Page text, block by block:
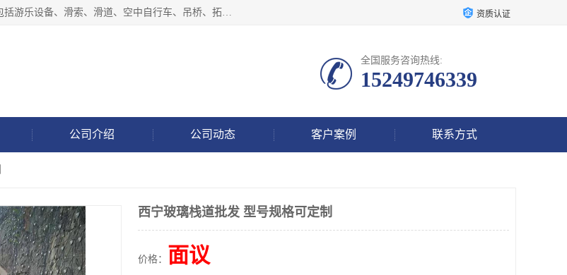
新乡市鑫豫游乐设备有限公司成立于2018年，注册地位于河南省。经营范围包括游乐设备、滑索、滑道、空中自行车、吊桥、拓展器材、攀岩器材、趣桥、悬崖秋千、网红桥、儿童乐园设备、水上乐园设备、丛林穿越设备、音乐呐喊设备、轨道滑车、栈道、玻璃滑道、观景平台、景观包装的设计、制造、销售、安装、维修，景区策划服务。 资质认证
全国服务咨询热线:
15249746339
公司介绍 公司动态 客户案例 联系方式
西宁玻璃栈道批发 型号规格可定制
价格： 面议